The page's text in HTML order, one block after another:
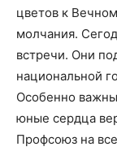
цветов к
молчания.
встречи. Они
национальной
Особенно
юные сердца
Профсоюз на